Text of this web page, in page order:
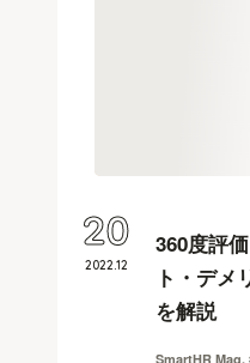
360度評
ト・デメ
を解説
SmartHR Mag.
2022.12
20